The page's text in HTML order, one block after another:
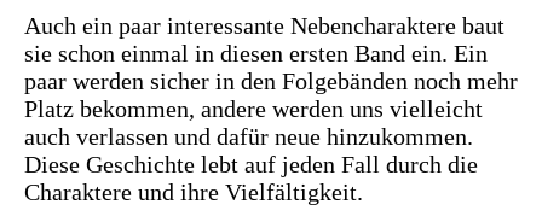
Auch ein paar interessante Nebencharaktere baut
sie schon einmal in diesen ersten Band ein. Ein
paar werden sicher in den Folgebänden noch mehr
Platz bekommen, andere werden uns vielleicht
auch verlassen und dafür neue hinzukommen.
Diese Geschichte lebt auf jeden Fall durch die
Charaktere und ihre Vielfältigkeit.